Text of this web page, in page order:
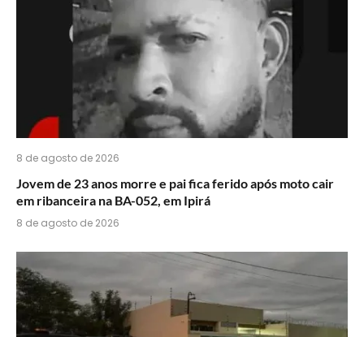
8 de agosto de 2026
Jovem de 23 anos morre e pai fica ferido após moto cair
em ribanceira na BA-052, em Ipirá
8 de agosto de 2026